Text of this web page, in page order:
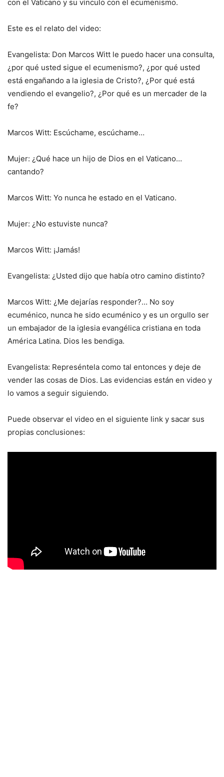
con el Vaticano y su vínculo con el ecumenismo.
Este es el relato del video:
Evangelista: Don Marcos Witt le puedo hacer una consulta,
¿por qué usted sigue el ecumenismo?, ¿por qué usted
está engañando a la iglesia de Cristo?, ¿Por qué está
vendiendo el evangelio?, ¿Por qué es un mercader de la
fe?
Marcos Witt: Escúchame, escúchame…
Mujer: ¿Qué hace un hijo de Dios en el Vaticano…
cantando?
Marcos Witt: Yo nunca he estado en el Vaticano.
Mujer: ¿No estuviste nunca?
Marcos Witt: ¡Jamás!
Evangelista: ¿Usted dijo que había otro camino distinto?
Marcos Witt: ¿Me dejarías responder?… No soy
ecuménico, nunca he sido ecuménico y es un orgullo ser
un embajador de la iglesia evangélica cristiana en toda
América Latina. Dios les bendiga.
Evangelista: Represéntela como tal entonces y deje de
vender las cosas de Dios. Las evidencias están en video y
lo vamos a seguir siguiendo.
Puede observar el video en el siguiente link y sacar sus
propias conclusiones: